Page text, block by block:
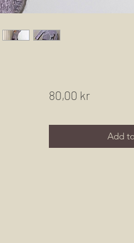
80,00 krPrice
Add